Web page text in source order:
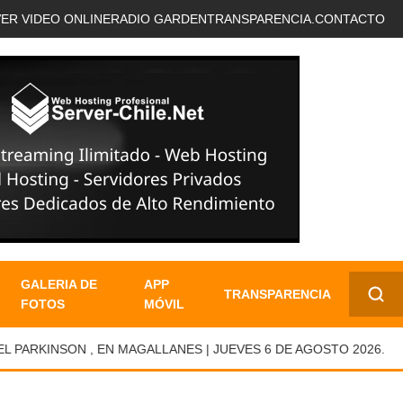
VIDEO ONLINERADIO GARDENTRANSPARENCIA. CONTACTO
GALERIA DE
FOTOS
APP
MÓVIL
TRANSPARENCIA
✕
, EN MAGALLANES | JUEVES 6 DE AGOSTO 2026.